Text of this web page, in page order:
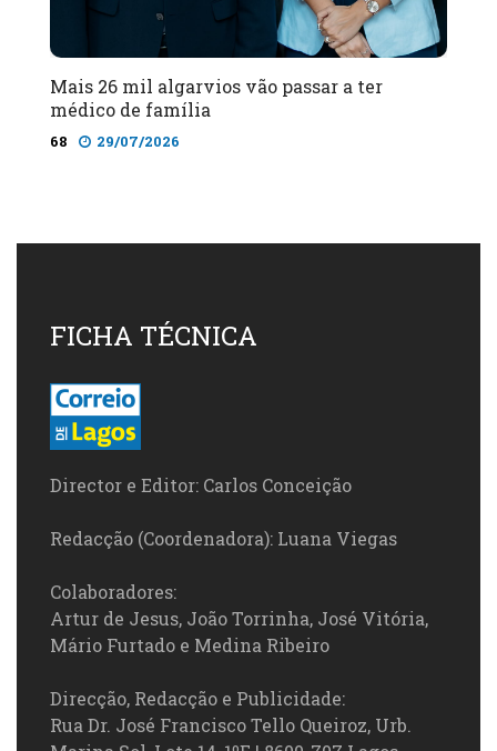
Mais 26 mil algarvios vão passar a ter
médico de família
68 29/07/2026
FICHA TÉCNICA
Director e Editor: Carlos Conceição
Redacção (Coordenadora): Luana Viegas
Colaboradores:
Artur de Jesus, João Torrinha, José Vitória,
Mário Furtado e Medina Ribeiro
Direcção, Redacção e Publicidade:
Rua Dr. José Francisco Tello Queiroz, Urb.